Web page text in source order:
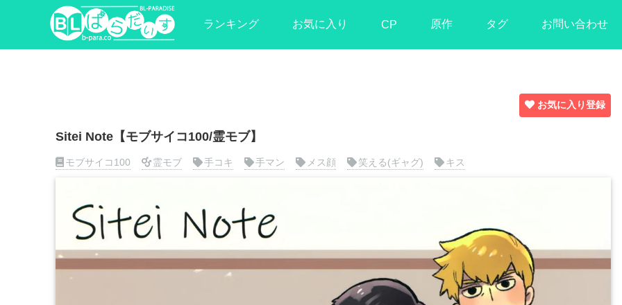
ランキング お気に入り CP 原作 タグ お問い合わせ
お気に入り登録
Sitei Note【モブサイコ100/霊モブ】
モブサイコ100 霊モブ 手コキ 手マン メス顔 笑える(ギャグ) キス